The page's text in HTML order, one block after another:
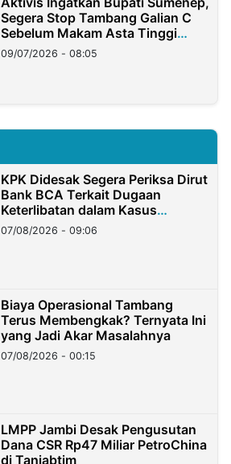
Segera Stop Tambang Galian C
Sebelum Makam Asta Tinggi
Longsor
09/07/2026 - 08:05
KPK Didesak Segera Periksa Dirut
Bank BCA Terkait Dugaan
Keterlibatan dalam Kasus
Hilangnya Dana Nasabah Rp2,58
Miliar
07/08/2026 - 09:06
Biaya Operasional Tambang
Terus Membengkak? Ternyata Ini
yang Jadi Akar Masalahnya
07/08/2026 - 00:15
LMPP Jambi Desak Pengusutan
Dana CSR Rp47 Miliar PetroChina
di Tanjabtim